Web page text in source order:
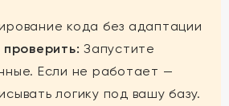
кода без адаптации
проверить: Запустите
Если не работает —
логику под вашу базу.